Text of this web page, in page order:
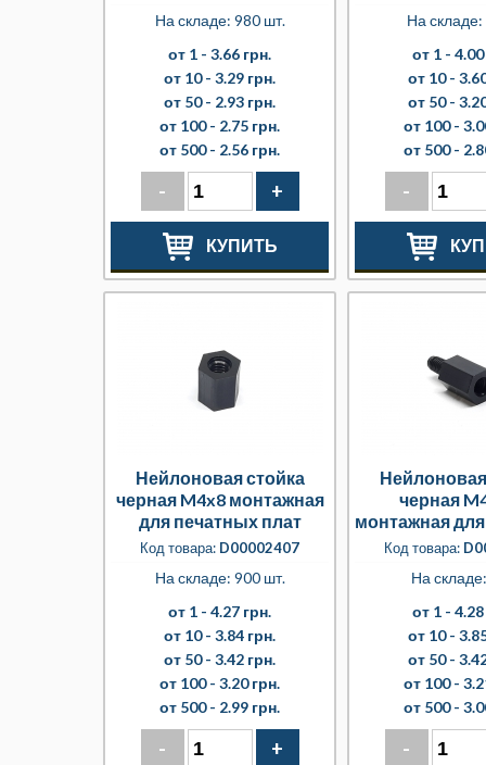
На складе: 980 шт.
от 1 - 3.66 грн.
от 10 - 3.29 грн.
от 50 - 2.93 грн.
от 100 - 2.75 грн.
от 500 - 2.56 грн.
- +
КУПИТЬ
На
от 1 -
от 10 -
от 50 -
от 100 -
от 500 -
-
Нейлоновая стойка
черная M4x8 монтажная
для печатных плат
Код товара: D00002407
На складе: 900 шт.
от 1 - 4.27 грн.
от 10 - 3.84 грн.
от 50 - 3.42 грн.
от 100 - 3.20 грн.
от 500 - 2.99 грн.
- +
черная
монтажная
плат
Код товара:
На
от 1 -
от 10 -
от 50 -
от 100 -
от 500 -
-